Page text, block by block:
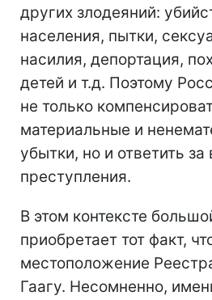
других злодеяний:
населения, пытки,
насилия, депортация,
детей и т.д. Поэтому
не только
материальные и
убытки, но и ответить за
преступления.
В этом контексте
приобретает тот факт,
местоположение
Гаагу. Несомненно,